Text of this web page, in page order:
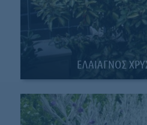
ΕΛΑΙΑΓΝΟΣ